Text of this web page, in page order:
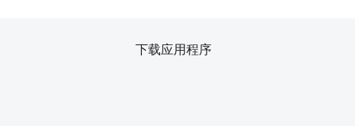
下载应用程序